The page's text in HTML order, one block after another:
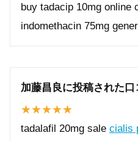
buy tadacip 10mg online
indomethacin 75mg
加藤昌良に投稿された口
tadalafil 20mg sale cialis